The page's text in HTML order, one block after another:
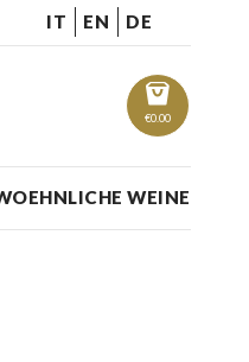
IT EN DE
€0.00
WEINE